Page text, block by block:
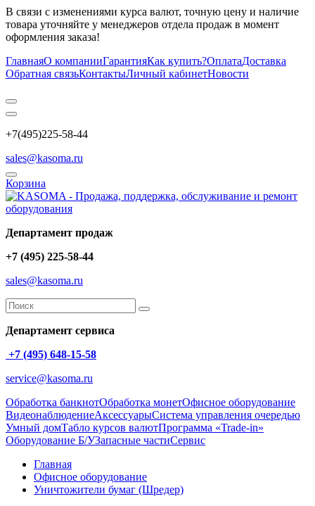
В связи с изменениями курса валют, точную цену и наличие
товара уточняйте у менеджеров отдела продаж в момент
оформления заказа!
ГлавнаяО компанииГарантияКак купить?ОплатаДоставка
Обратная связьКонтактыЛичный кабинетНовости
+7(495)225-58-44
sales@kasoma.ru
Корзина
Департамент продаж
+7 (495) 225-58-44
sales@kasoma.ru
Департамент сервиса
+7 (495) 648-15-58
service@kasoma.ru
Обработка банкнотОбработка монетОфисное оборудование
ВидеонаблюдениеАксессуарыСистема управления очередью
Умный домТабло курсов валютПрограмма «Trade-in»
Оборудование Б/УЗапасные частиСервис
Главная
Офисное оборудование
Уничтожители бумаг (Шредер)